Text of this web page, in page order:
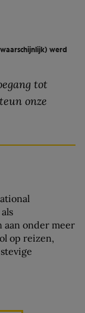
werd
tot
onze
aan onder meer
op reizen,